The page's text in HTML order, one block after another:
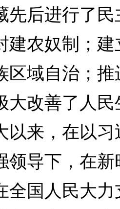
先后进行了
建农奴制；建
区域自治；推
大改善了人民
以来，在以
领导下，在
全国人民大